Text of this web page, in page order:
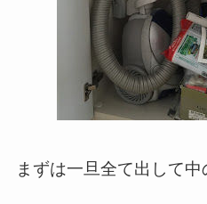
まずは一旦全て出して中